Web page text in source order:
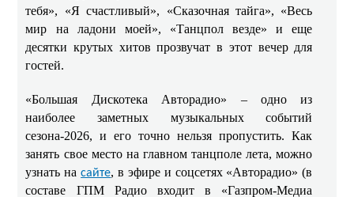
тебя», «Я счастливый», «Сказочная тайга», «Весь
мир на ладони моей», «Танцпол везде» и еще
десятки крутых хитов прозвучат в этот вечер для
гостей.
«Большая Дискотека Авторадио» – одно из
наиболее заметных музыкальных событий
сезона-2026, и его точно нельзя пропустить. Как
занять свое место на главном танцполе лета, можно
узнать насайте, в эфире и соцсетях «Авторадио» (в
составе ГПМ Радио входит в «Газпром-Медиа